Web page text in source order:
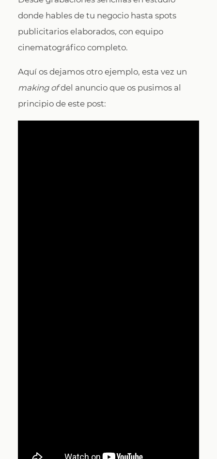
donde hables de tu negocio hasta spots
publicitarios elaborados, con equipo
cinematográfico completo.
Aquí os dejamos otro ejemplo, esta vez un
making ofdel anuncio que os pusimos al
principio de este post: